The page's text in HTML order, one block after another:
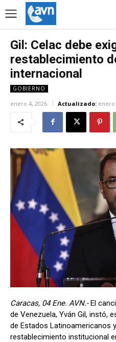
Gil: Celac debe
restablecimiento
internacional
GOBIERNO
enero 4, 2026 Actualizado: enero
Caracas, 04 Ene. AVN.-El
de Venezuela, Yván Gil, instó,
de Estados Latinoamericanos
restablecimiento institucional